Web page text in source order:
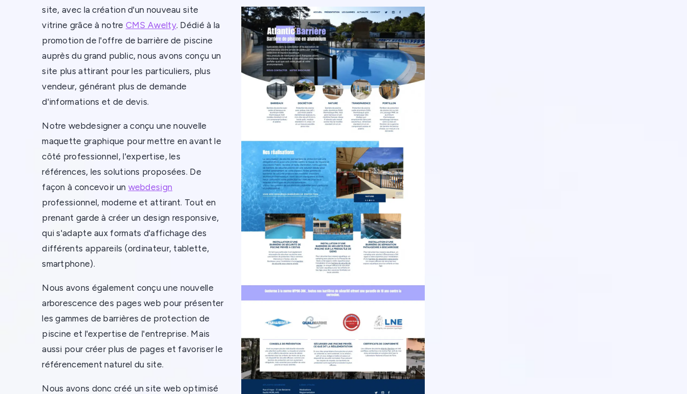
site, avec la création d'un nouveau site
vitrine grâce à notre CMS Awelty. Dédié à la
promotion de l'offre de barrière de piscine
auprès du grand public, nous avons conçu un
site plus attirant pour les particuliers, plus
vendeur, générant plus de demande
d'informations et de devis.
Notre webdesigner a conçu une nouvelle
maquette graphique pour mettre en avant le
côté professionnel, l'expertise, les
références, les solutions proposées. De
façon à concevoir un webdesign
professionnel, moderne et attirant. Tout en
prenant garde à créer un design responsive,
qui s'adapte aux formats d'affichage des
différents appareils (ordinateur, tablette,
smartphone).
Nous avons également conçu une nouvelle
arborescence des pages web pour présenter
les gammes de barrières de protection de
piscine et l'expertise de l'entreprise. Mais
aussi pour créer plus de pages et favoriser le
référencement naturel du site.
Nous avons donc créé un site web optimisé